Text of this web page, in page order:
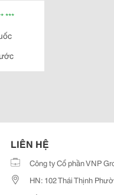
***
LIÊN HỆ
Công ty Cổ phần VNP
HN: 102 Thái Thịnh